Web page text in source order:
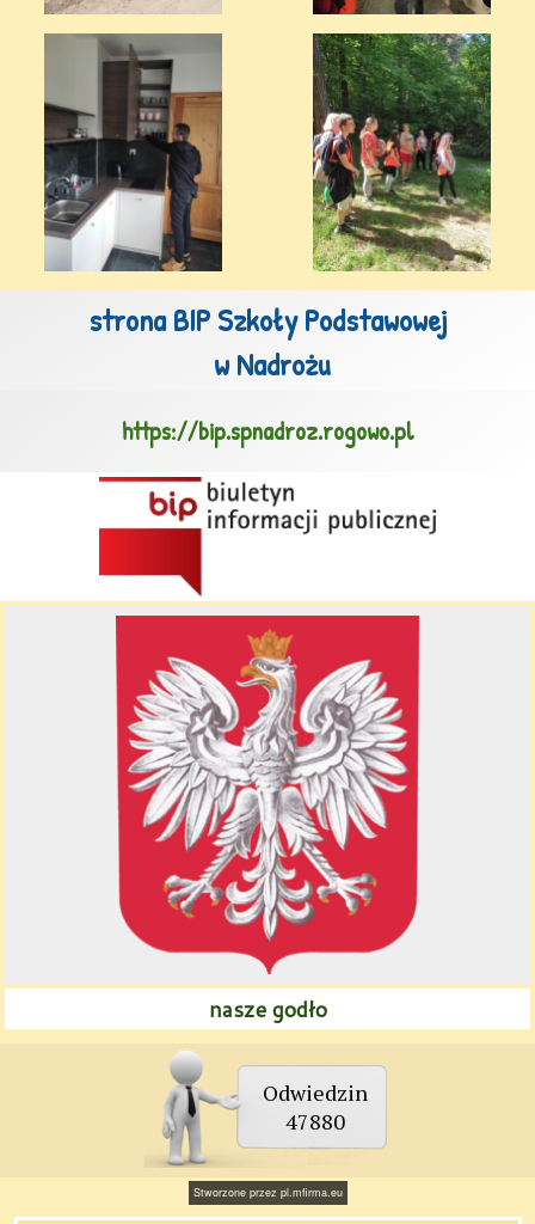
strona BIP Szkoły Podstawowej
w Nadrożu
https://bip.spnadroz.rogowo.pl
nasze godło
Odwiedzin
47880
Stworzone przez pl.mfirma.eu